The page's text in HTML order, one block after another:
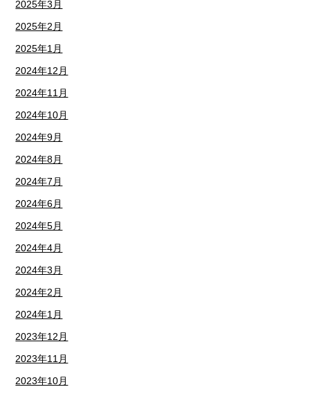
2025年3月
2025年2月
2025年1月
2024年12月
2024年11月
2024年10月
2024年9月
2024年8月
2024年7月
2024年6月
2024年5月
2024年4月
2024年3月
2024年2月
2024年1月
2023年12月
2023年11月
2023年10月